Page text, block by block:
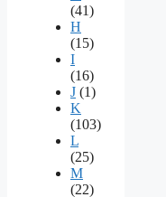
(41)
H
(15)
I
(16)
J (1)
K
(103)
L
(25)
M
(22)